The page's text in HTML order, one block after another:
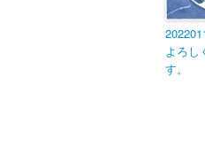
よろし
す。